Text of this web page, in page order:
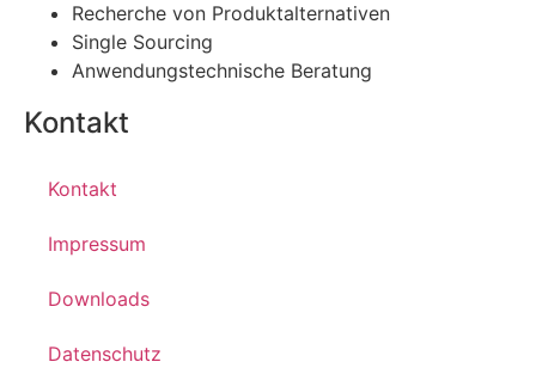
Recherche von Produktalternativen
Single Sourcing
Anwendungstechnische Beratung
Kontakt
Kontakt
Impressum
Downloads
Datenschutz